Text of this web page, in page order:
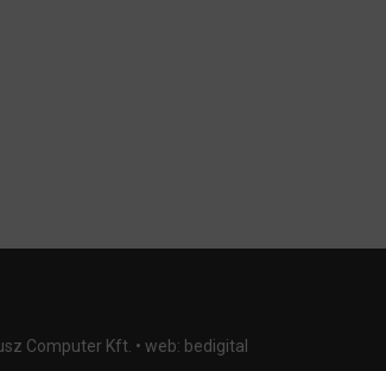
Computer Kft. • web: bedigital